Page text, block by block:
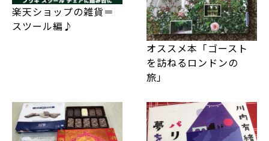
楽天ショップの雑貨＝
スツール編♪
オススメ本「ゴースト
を訪ねるロンドンの
旅」